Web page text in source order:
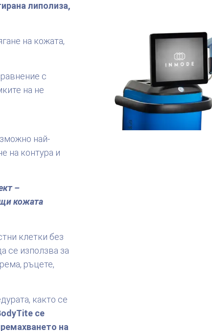
липолиза,
на кожата,
с
на не
най-
на контура и
–
кожата
клетки без
се използва за
ръцете,
както се
се
на